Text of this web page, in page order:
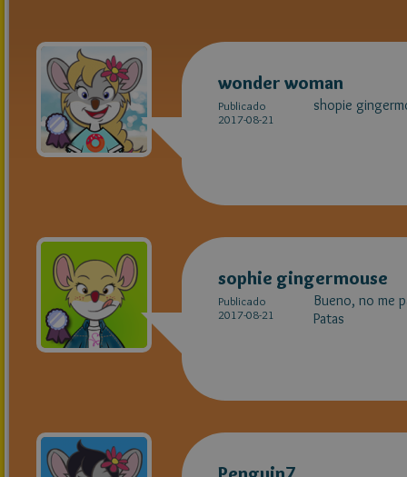
wonder woman
Publicado
2017-08-21
shopie
sophie gingermouse
Publicado
2017-08-21
Bueno, no me
Patas